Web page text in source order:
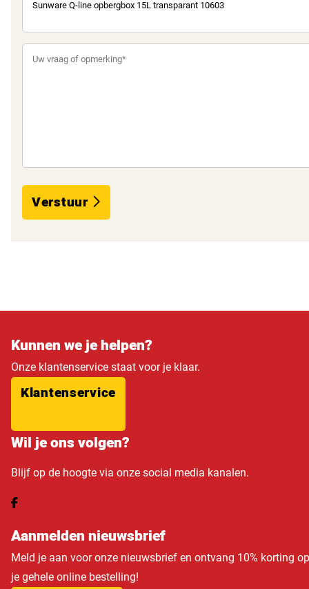
Verstuur
Kunnen we je helpen?
Onze klantenservice staat voor je klaar.
Klantenservice
Wil je ons volgen?
Blijf op de hoogte via onze social media kanalen.
Aanmelden nieuwsbrief
Meld je aan voor onze nieuwsbrief en ontvang 10% korting op
je gehele online bestelling!